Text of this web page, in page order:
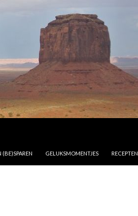
GELUKSMOMENTJES RECEPTEN